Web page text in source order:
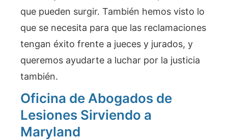
que pueden surgir. También hemos visto lo
que se necesita para que las reclamaciones
tengan éxito frente a jueces y jurados, y
queremos ayudarte a luchar por la justicia
también.
Oficina de Abogados de
Lesiones Sirviendo a
Maryland